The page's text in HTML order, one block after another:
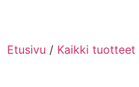
Etusivu / Kaikki tuotteet